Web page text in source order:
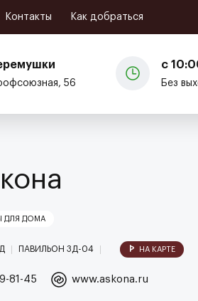
Контакты Как добраться
56
с
Без
Кафе и рестораны
ДЛЯ ДОМА
ПАВИЛЬОН 3Д-04 НА КАРТЕ
81-45 www.askona.ru